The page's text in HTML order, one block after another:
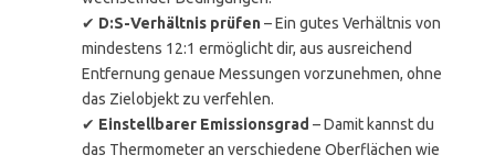
✔ D:S-Verhältnis prüfen– Ein gutes Verhältnis von
mindestens 12:1 ermöglicht dir, aus ausreichend
Entfernung genaue Messungen vorzunehmen, ohne
das Zielobjekt zu verfehlen.
✔ Einstellbarer Emissionsgrad – Damit kannst du
das Thermometer an verschiedene Oberflächen wie